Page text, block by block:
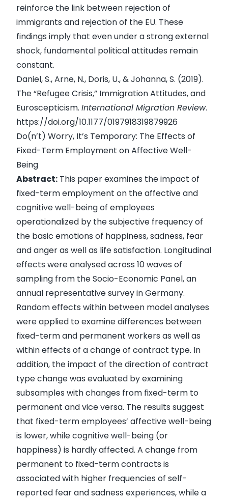
reinforce the link between rejection of
immigrants and rejection of the EU. These
findings imply that even under a strong external
shock, fundamental political attitudes remain
constant.
Daniel, S., Arne, N., Doris, U., & Johanna, S. (2019).
The “Refugee Crisis,” Immigration Attitudes, and
Euroscepticism. International Migration Review.
https://doi.org/10.1177/0197918319879926
Do(n’t) Worry, It’s Temporary: The Effects of
Fixed-Term Employment on Affective Well-
Being
Abstract: This paper examines the impact of
fixed-term employment on the affective and
cognitive well-being of employees
operationalized by the subjective frequency of
the basic emotions of happiness, sadness, fear
and anger as well as life satisfaction. Longitudinal
effects were analysed across 10 waves of
sampling from the Socio-Economic Panel, an
annual representative survey in Germany.
Random effects within between model analyses
were applied to examine differences between
fixed-term and permanent workers as well as
within effects of a change of contract type. In
addition, the impact of the direction of contract
type change was evaluated by examining
subsamples with changes from fixed-term to
permanent and vice versa. The results suggest
that fixed-term employees’ affective well-being
is lower, while cognitive well-being (or
happiness) is hardly affected. A change from
permanent to fixed-term contracts is
associated with higher frequencies of self-
reported fear and sadness experiences, while a